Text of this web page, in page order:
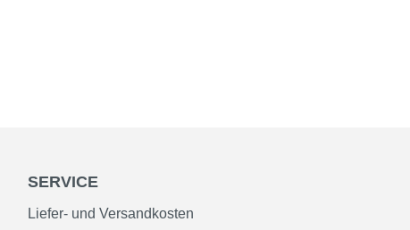
SERVICE
Liefer- und Versandkosten